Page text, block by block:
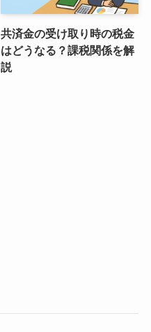
共済金の受け取り時の税金
はどうなる？課税関係を解
説